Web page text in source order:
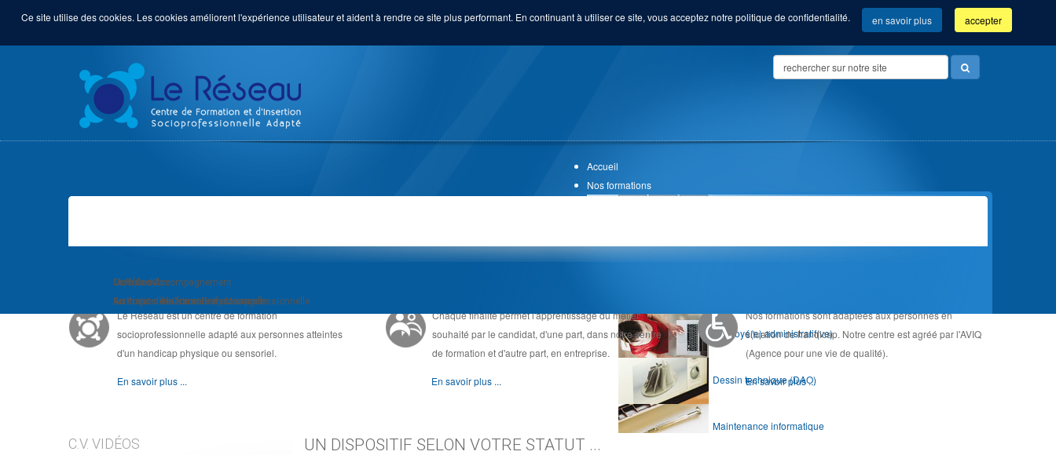
Ce site utilise des cookies. Les cookies améliorent l'expérience utilisateur et aident à rendre ce site plus performant. En continuant à utiliser ce site, vous acceptez notre politique de confidentialité. en savoir plus accepter
Search
...
Accueil
Nos formations
Employé(e) administratif(ve)
Dessin technique (DAO)
Maintenance informatique
Orientation &
Accompagnement
Module d'Accompagnement
au Projet d'Insertion Professionnelle
Com'Com'bre
Formation de Community Manager
Le Réseau
Au coeur de la formation socioprofessionnelle
LE RÉSEAU, C'EST ...
Le Réseau est un centre de formation
socioprofessionnelle adapté aux personnes atteintes
d'un handicap physique ou sensoriel.
En savoir plus ...
Chaque finalité permet l'apprentissage du métier
souhaité par le candidat, d'une part, dans notre centre
de formation et d'autre part, en entreprise.
En savoir plus ...
Nos formations sont adaptées aux personnes en
situation de handicap. Notre centre est agréé par l'AVIQ
(Agence pour une vie de qualité).
En savoir plus ...
C.V. VIDÉOS UN DISPOSITIF SELON VOTRE STATUT ...